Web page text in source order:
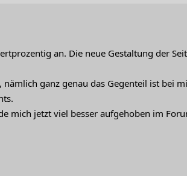
an. Die neue Gestaltung der
ganz genau das Gegenteil ist bei
mich jetzt viel besser aufgehoben im